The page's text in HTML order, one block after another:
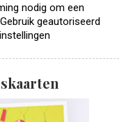
nodig om een
geautoriseerd